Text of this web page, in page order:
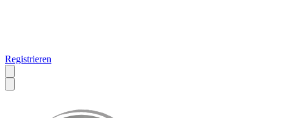
Registrieren